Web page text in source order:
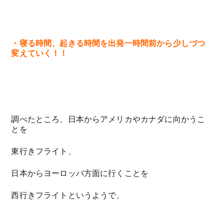
・寝る時間、起きる時間を出発一時間前から少しづつ
変えていく！！
調べたところ、日本からアメリカやカナダに向かうこ
とを
東行きフライト、
日本からヨーロッパ方面に行くことを
西行きフライトというようで、